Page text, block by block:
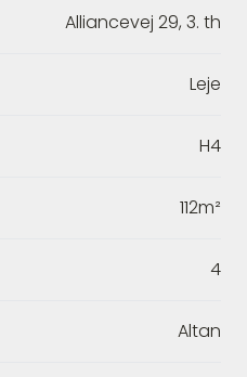
Alliancevej 29, 3. th
Leje
H4
112m²
4
Altan